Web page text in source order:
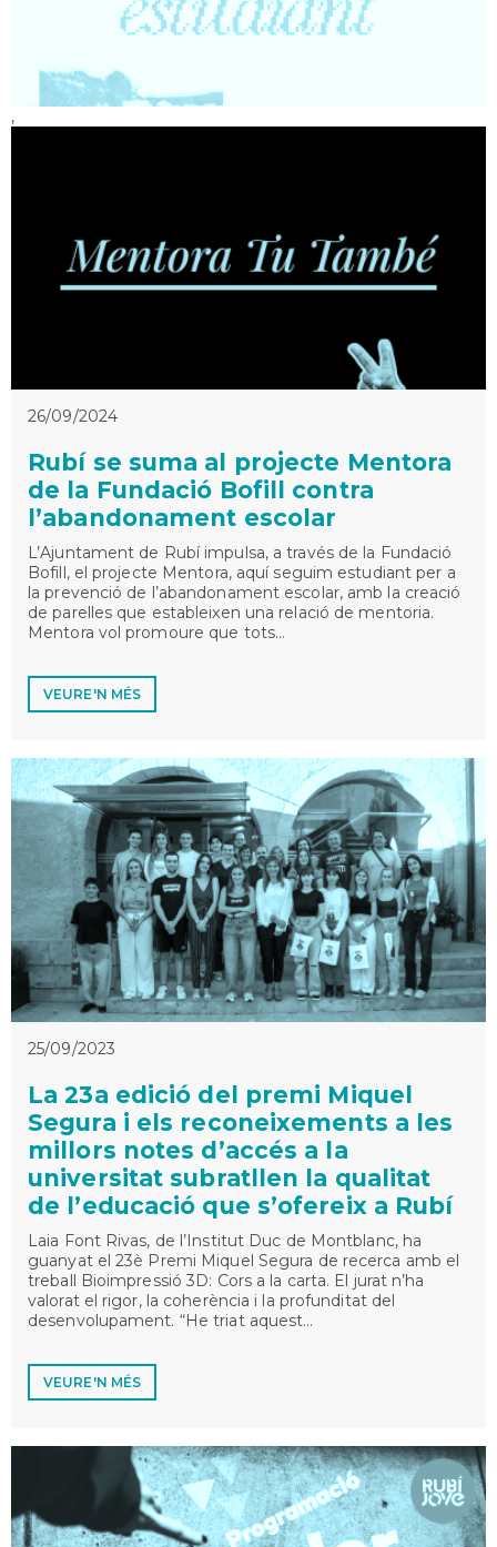
,
26/09/2024
Rubí se suma al projecte Mentora
de la Fundació Bofill contra
l’abandonament escolar
L’Ajuntament de Rubí impulsa, a través de la Fundació
Bofill, el projecte Mentora, aquí seguim estudiant per a
la prevenció de l’abandonament escolar, amb la creació
de parelles que estableixen una relació de mentoria.
Mentora vol promoure que tots…
VEURE'N MÉS
25/09/2023
La 23a edició del premi Miquel
Segura i els reconeixements a les
millors notes d’accés a la
universitat subratllen la qualitat
de l’educació que s’ofereix a Rubí
Laia Font Rivas, de l’Institut Duc de Montblanc, ha
guanyat el 23è Premi Miquel Segura de recerca amb el
treball Bioimpressió 3D: Cors a la carta. El jurat n’ha
valorat el rigor, la coherència i la profunditat del
desenvolupament. “He triat aquest…
VEURE'N MÉS